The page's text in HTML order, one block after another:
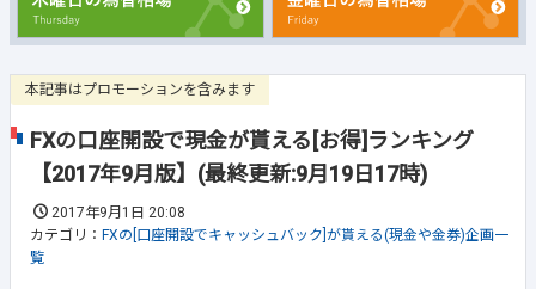
本記事はプロモーションを含みます
FXの口座開設で現金が貰える[お得]ランキング
【2017年9月版】(最終更新:9月19日17時)
2017年9月1日 20:08
カテゴリ： FXの[口座開設でキャッシュバック]が貰える(現金や金券)企画一
覧